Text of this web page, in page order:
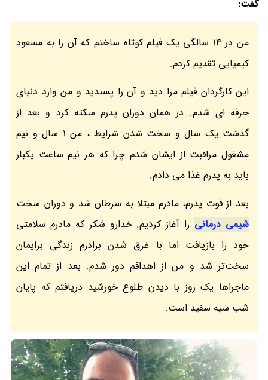
گفت:
من در 14 سالگی یک فیلم کوتاه ساختم که آن را به مسعود
کیمیایی تقدیم کردم.
این کارگردان فیلم مرا دید و آن را پسندید و من وارد دنیای
حرفه ای شدم. در همان دوران پدرم سکته کرد و بعد از
گذشت یک سال و سخت شدن شرایط ، من 1 سال و نیم
مشغول مراقبت از ایشان شدم چرا که هر نیم ساعت یکبار
باید به پدرم غذا می دادم.
بعد از فوت پدرم، مادرم مبتلا به سرطان شد و دوران سخت
شیمی درمانی را آغاز کردیم. خدارو شکر که مادرم سلامتی
خود را بازیافت اما با غرق شدن برادرم زندگی برایمان
سخت‌تر شد و من از اهدافم دور شدم. بعد از تمام این
ماجراها یک روز با دیدن طلوع خورشید دریافتم که پایان
شب سیه سفید است.